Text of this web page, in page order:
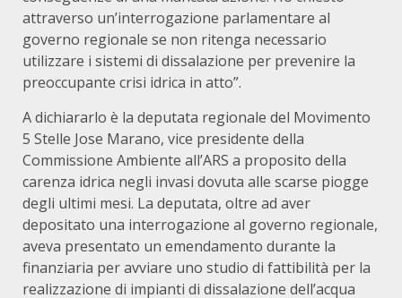
attraverso un’interrogazione parlamentare al
governo regionale se non ritenga necessario
utilizzare i sistemi di dissalazione per prevenire la
preoccupante crisi idrica in atto”.
A dichiararlo è la deputata regionale del Movimento
5 Stelle Jose Marano, vice presidente della
Commissione Ambiente all’ARS a proposito della
carenza idrica negli invasi dovuta alle scarse piogge
degli ultimi mesi. La deputata, oltre ad aver
depositato una interrogazione al governo regionale,
aveva presentato un emendamento durante la
finanziaria per avviare uno studio di fattibilità per la
realizzazione di impianti di dissalazione dell’acqua